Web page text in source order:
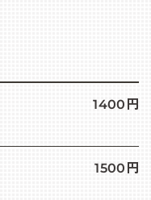
1400円
1500円